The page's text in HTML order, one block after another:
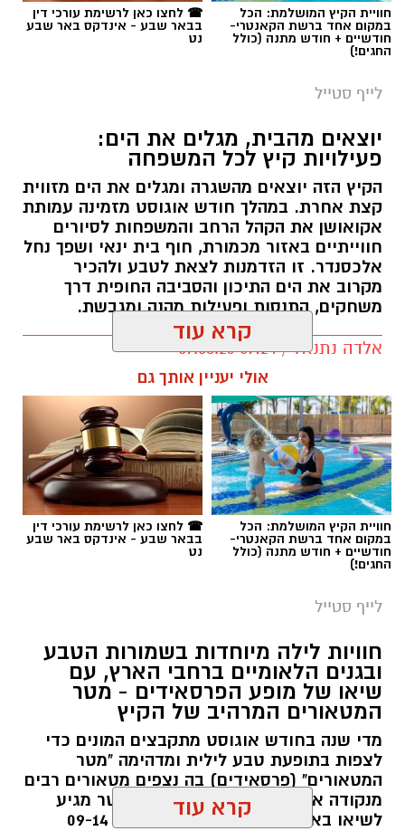
חוויית הקיץ המושלמת: הכל
במקום אחד ברשת הקאנטרי-
חודשיים + חודש מתנה (כולל
החגים!)
☎ לחצו כאן לרשימת עורכי דין
בבאר שבע - אינדקס באר שבע
נט
לייף סטייל
יוצאים מהבית, מגלים את הים:
פעילויות קיץ לכל המשפחה
הקיץ הזה יוצאים מהשגרה ומגלים את הים מזווית
קצת אחרת. במהלך חודש אוגוסט מזמינה עמותת
אקואושן את הקהל הרחב והמשפחות לסיורים
חווייתיים באזור מכמורת, חוף בית ינאי ושפך נחל
אלכסנדר. זו הזדמנות לצאת לטבע ולהכיר
מקרוב את הים התיכון והסביבה החופית דרך
משחקים, התנסות ופעילות מהנה ומגבשת.
אלדה נתנאל / 09:24 07.08.26
תגים:טיול
סיורי משפחות- צילום מיקה וולוב, אקואושן
קרא עוד
אולי יעניין אותך גם
חוויית הקיץ המושלמת: הכל
במקום אחד ברשת הקאנטרי-
חודשיים + חודש מתנה (כולל
החגים!)
☎ לחצו כאן לרשימת עורכי דין
בבאר שבע - אינדקס באר שבע
נט
לייף סטייל
חוויות לילה מיוחדות בשמורות הטבע
ובגנים הלאומיים ברחבי הארץ, עם
שיאו של מופע הפרסאידים - מטר
המטאורים המרהיב של הקיץ
מדי שנה בחודש אוגוסט מתקבצים המונים כדי
לצפות בתופעת טבע לילית ומדהימה "מטר
המטאורים" (פרסאידים) בה נצפים מטאורים רבים
מנקודה אחת בשמי הלילה. השנה המטר מגיע
לשיאו באמצע אוגוסט בין התאריכים 09-14
קרא עוד